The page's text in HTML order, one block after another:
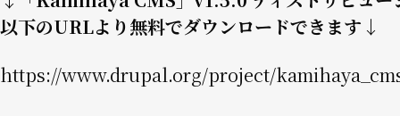
以下のURLより無料でダウンロードできます↓
https://www.drupal.org/project/